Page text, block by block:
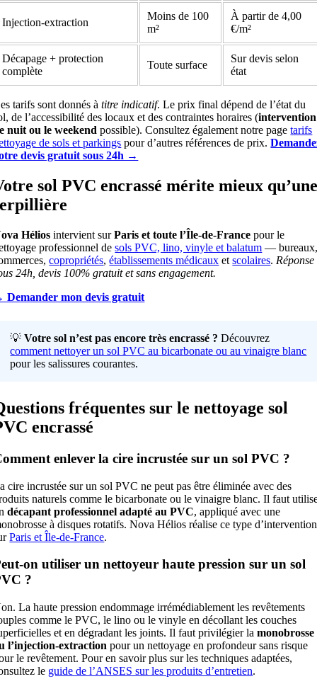
Injection-extraction
Moins de 100
m²
À partir de 4,00
€/m²
Décapage + protection
complète
Toute surface
Sur devis selon
état
tarifs sont donnés àtitre indicatif. Le prix final dépend de l’état du
de l’accessibilité des locaux et des contraintes horaires (intervention
nuit ou le weekend possible). Consultez également notre pagetarifs
de sols et parkings pour d’autres références de prix.
devis gratuit sous 24h →
sol PVC encrassé mérite mieux
Hélios intervient surParis et toute l’Île-de-France pour le
professionnel desols PVC, lino, vinyle et balatum —
copropriétés,établissements médicaux etscolaires. Réponse
24h, devis 100% gratuit et sans engagement.
Demander mon devis gratuit
💡Votre sol n’est pas encore très encrassé ? Découvrez
comment nettoyer un sol PVC au bicarbonate ou au vinaigre blanc
pour les salissures courantes.
fréquentes sur le nettoyage sol
encrassé
enlever la cire incrustée sur un sol PVC ?
cire incrustée sur un sol PVC ne peut pas être éliminée avec des
naturels comme le bicarbonate ou le vinaigre blanc. Il faut
décapant professionnel adapté au PVC, appliqué avec une
à disques rotatifs. Nova Hélios réalise ce type d’intervention
Paris et Île-de-France.
on utiliser un nettoyeur haute pression sur un sol
?
La haute pression endommage irrémédiablement les revêtements
comme le PVC, le lino ou le vinyle en décollant les couches
et en dégradant les joints. Il faut privilégier lamonobrosse
l’injection-extraction pour un nettoyage en profondeur sans risque
le revêtement. Pour en savoir plus sur les techniques adaptées,
le guide de l’ANSES sur les produits d’entretien.